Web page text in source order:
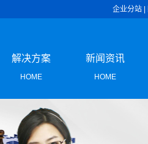
企业分站
解决方案
HOME
解决方案
新闻资讯
HOME